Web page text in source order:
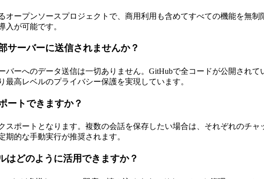
オープンソースプロジェクトで、商用利用も含めてすべての機能を無
入が可能です。
サーバーに送信されませんか？
バーへのデータ送信は一切ありません。GitHubで全コードが公開され
高レベルのプライバシー保護を実現しています。
ートできますか？
スポートとなります。複数の会話を保存したい場合は、それぞれのチ
期的な手動実行が推奨されます。
はどのように活用できますか？